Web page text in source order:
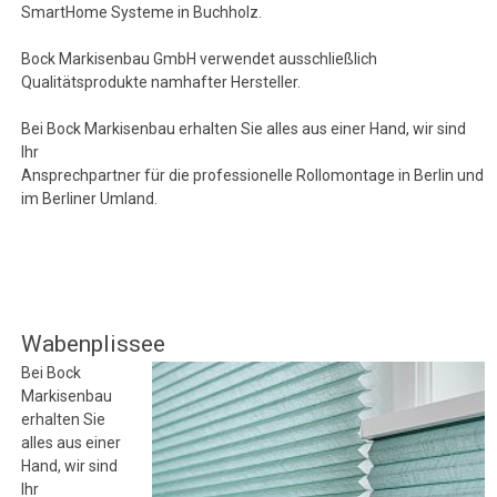
SmartHome Systeme in Buchholz.
Bock Markisenbau GmbH verwendet ausschließlich
Qualitätsprodukte namhafter Hersteller.
Bei Bock Markisenbau erhalten Sie alles aus einer Hand, wir sind
Ihr
Ansprechpartner für die professionelle Rollomontage in Berlin und
im Berliner Umland.
Wabenplissee
Bei Bock
Markisenbau
erhalten Sie
alles aus einer
Hand, wir sind
Ihr